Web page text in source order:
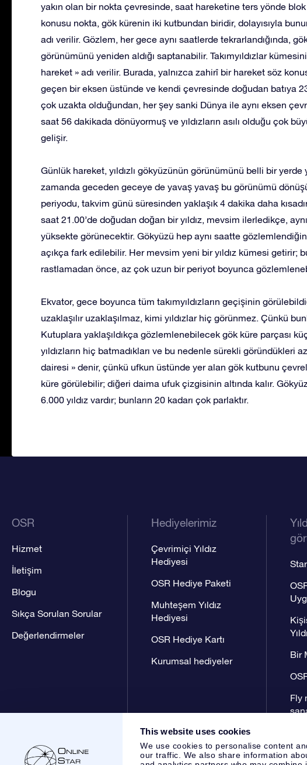
This website uses cookies
We use cookies to personalise content
our traffic. We also share information
yakın olan bir nokta çevresinde, saat hareketine ters yönde
konusu nokta, gök kürenin iki kutbundan biridir, dolayısıyla bunun
adı verilir. Gözlem, her gece aynı saatlerde tekrarlandığında,
görünümünü yeniden aldığı saptanabilir. Takımyıldızlar
hareket » adı verilir. Burada, yalnızca zahirî bir hareket söz
geçen bir eksen üstünde ve kendi çevresinde doğudan batıya
çok uzakta olduğundan, her şey sanki Dünya ile aynı eksen
saat 56 dakikada dönüyormuş ve yıldızların asılı olduğu çok
gelişir.
Günlük hareket, yıldızlı gökyüzünün görünümünü belli bir
zamanda geceden geceye de yavaş yavaş bu görünümü
periyodu, takvim günü süresinden yaklaşık 4 dakika daha
saat 21.00’de doğudan doğan bir yıldız, mevsim ilerledikçe,
yüksekte görünecektir. Gökyüzü hep aynı saatte
açıkça fark edilebilir. Her mevsim yeni bir yıldız kümesi getirir;
rastlamadan önce, az çok uzun bir periyot boyunca
Ekvator, gece boyunca tüm takımyıldızların geçişinin
uzaklaşılır uzaklaşılmaz, kimi yıldızlar hiç görünmez. Çünkü
Kutuplara yaklaşıldıkça gözlemlenebilecek gök küre parçası
yıldızların hiç batmadıkları ve bu nedenle sürekli göründükleri
dairesi » denir, çünkü ufkun üstünde yer alan gök kutbunu
küre görülebilir; diğeri daima ufuk çizgisinin altında kalır.
6.000 yıldız vardır; bunların 20 kadarı çok parlaktır.
OSR
Hizmet
İletişim
Blogu
Sıkça Sorulan Sorular
Değerlendirmeler
Hediyelerimiz
Çevrimiçi Yıldız
Hediyesi
OSR Hediye Paketi
Muhteşem Yıldız
Hediyesi
OSR Hediye Kartı
Kurumsal hediyeler
Bir
Fly